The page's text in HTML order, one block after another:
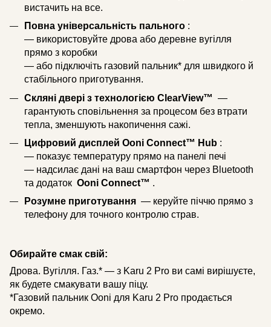
вистачить на все.
Повна універсальність пального :
— використовуйте дрова або деревне вугілля
прямо з коробки
— або підключіть газовий пальник* для швидкого й
стабільного приготування.
Скляні двері з технологією ClearView™ —
гарантують сповільнення за процесом без втрати
тепла, зменшують накопичення сажі.
Цифровий дисплей Ooni Connect™ Hub :
— показує температуру прямо на панелі печі
— надсилає дані на ваш смартфон через Bluetooth
та додаток Ooni Connect™ .
Розумне приготування — керуйте піччю прямо з
телефону для точного контролю страв.
Обирайте смак свій:
Дрова. Вугілля. Газ.* — з Karu 2 Pro ви самі вирішуєте,
як будете смакувати вашу піцу.
*Газовий пальник Ooni для Karu 2 Pro продається
окремо.